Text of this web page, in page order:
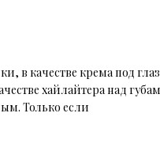
в качестве крема под
хайлайтера над
Только если